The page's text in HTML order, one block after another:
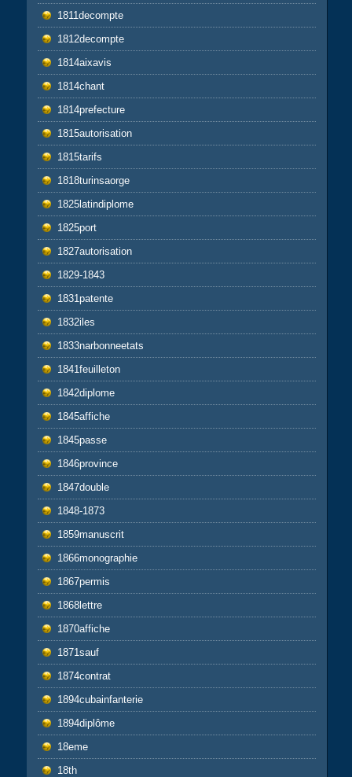
1811decompte
1812decompte
1814aixavis
1814chant
1814prefecture
1815autorisation
1815tarifs
1818turinsaorge
1825latindiplome
1825port
1827autorisation
1829-1843
1831patente
1832iles
1833narbonneetats
1841feuilleton
1842diplome
1845affiche
1845passe
1846province
1847double
1848-1873
1859manuscrit
1866monographie
1867permis
1868lettre
1870affiche
1871sauf
1874contrat
1894cubainfanterie
1894diplôme
18eme
18th